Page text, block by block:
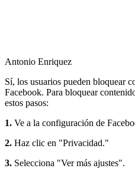
Antonio Enriquez
Sí, los usuarios pueden bloquear
Facebook. Para bloquear
estos pasos:
1. Ve a la configuración de
2. Haz clic en "Privacidad."
3. Selecciona "Ver más ajustes".